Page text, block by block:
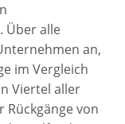
Über alle
an,
im Vergleich
Viertel aller
von